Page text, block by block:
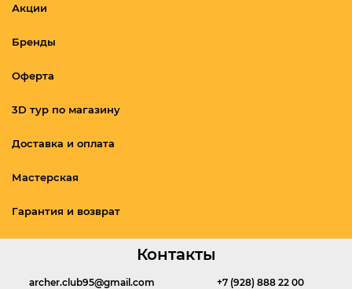
Акции
Бренды
Оферта
3D тур по магазину
Доставка и оплата
Мастерская
Гарантия и возврат
Контакты
archer.club95@gmail.com +7 (928) 888 22 00